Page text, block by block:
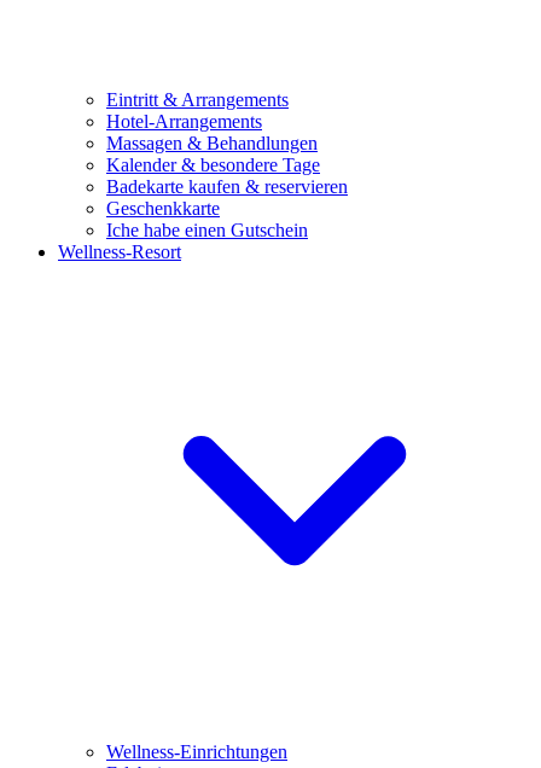
Eintritt & Arrangements
Hotel-Arrangements
Massagen & Behandlungen
Kalender & besondere Tage
Badekarte kaufen & reservieren
Geschenkkarte
Iche habe einen Gutschein
Wellness-Resort
Wellness-Einrichtungen